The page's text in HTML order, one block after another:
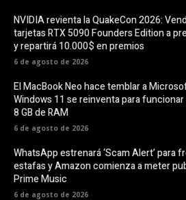
NVIDIA revienta la QuakeCon 2026:
tarjetas RTX 5090 Founders Edition a
y repartirá 10.000$ en premios
6 de agosto de 2026
El MacBook Neo hace temblar a
Windows 11 se reinventa para
8 GB de RAM
6 de agosto de 2026
WhatsApp estrenará ‘Scam Alert’ para
estafas y Amazon comienza a meter
Prime Music
6 de agosto de 2026